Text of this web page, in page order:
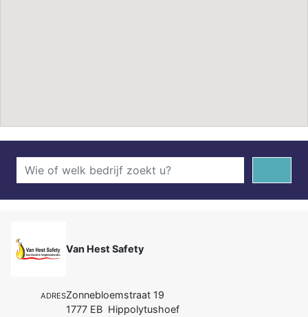
Van Hest Safety
ADRESZonnebloemstraat 19
1777 EB Hippolytushoef